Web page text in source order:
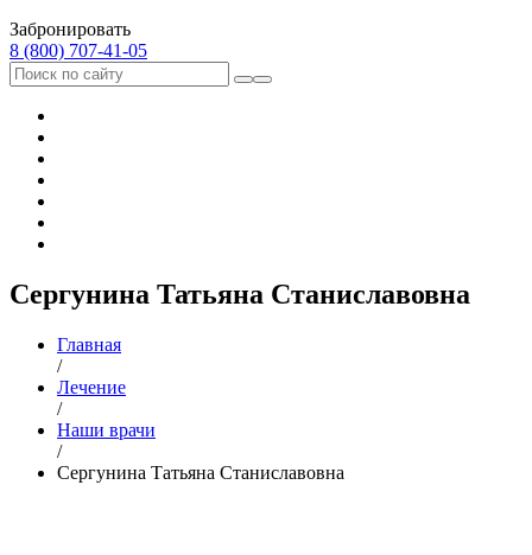
Забронировать
8 (800) 707‑41‑05
Сергунина Татьяна Станиславовна
Главная
/
Лечение
/
Наши врачи
/
Сергунина Татьяна Станиславовна